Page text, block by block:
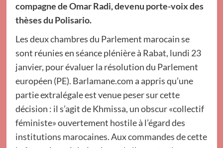
compagne de Omar Radi, devenu porte-voix des
thèses du Polisario.
Les deux chambres du Parlement marocain se
sont réunies en séance plénière à Rabat, lundi 23
janvier, pour évaluer la résolution du Parlement
européen (PE). Barlamane.com a appris qu’une
partie extralégale est venue peser sur cette
décision : il s’agit de Khmissa, un obscur «collectif
féministe» ouvertement hostile à l’égard des
institutions marocaines. Aux commandes de cette